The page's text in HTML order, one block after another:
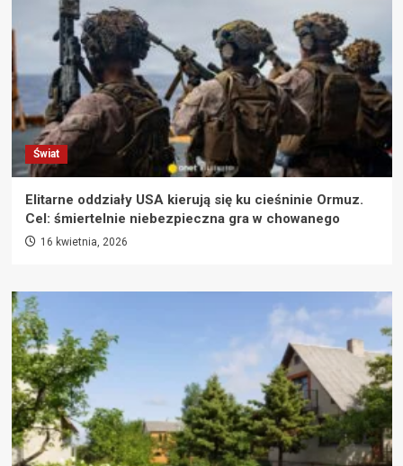
Świat
Elitarne oddziały USA kierują się ku cieśninie Ormuz.
Cel: śmiertelnie niebezpieczna gra w chowanego
16 kwietnia, 2026